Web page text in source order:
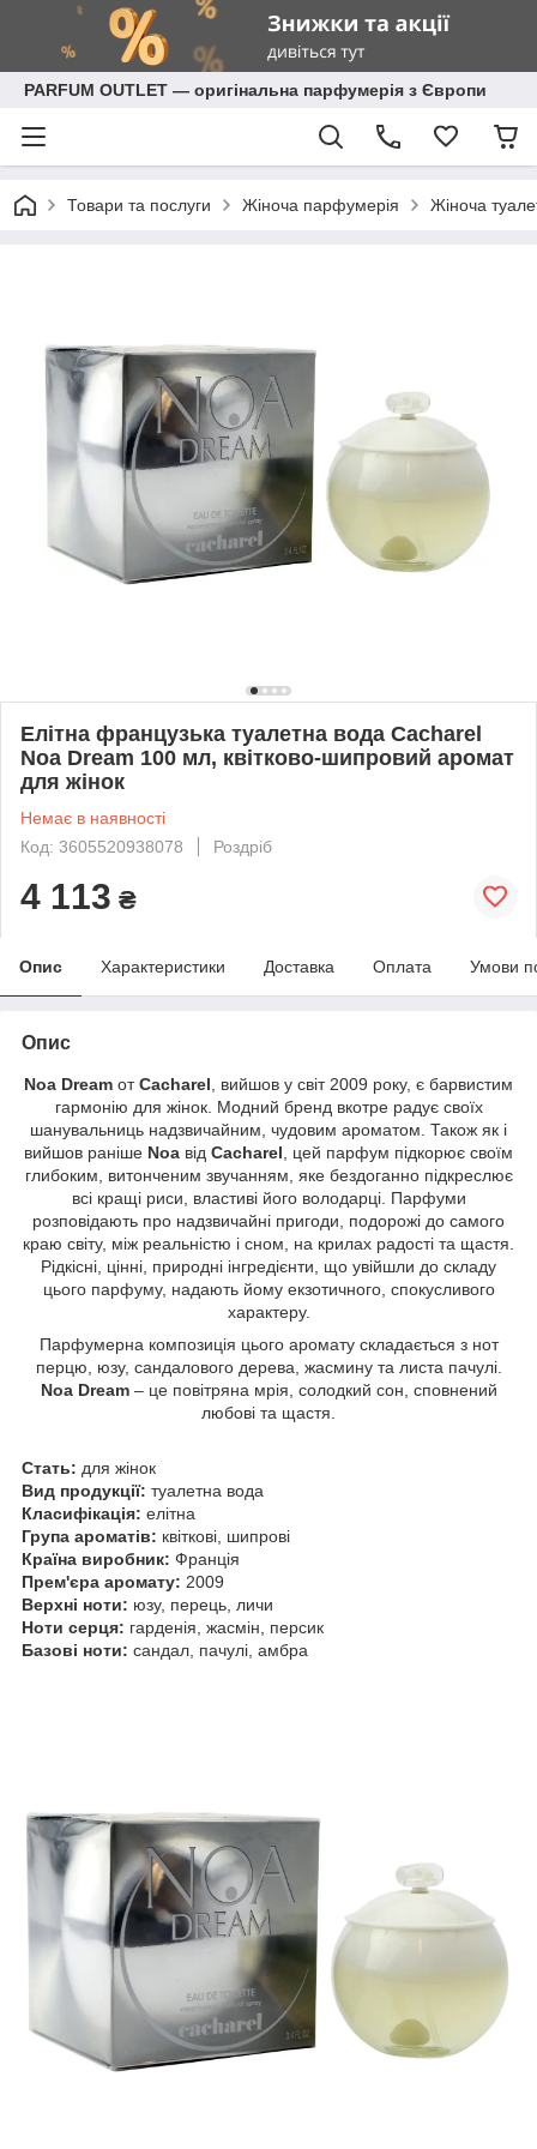
PARFUM OUTLET — оригінальна парфумерія з Європи
Товари та послуги Жіноча парфумерія Жіноча
Елітна французька туалетна вода Cacharel
Noa Dream 100 мл, квітково-шипровий аромат
для жінок
Немає в наявності
Код: 3605520938078
Роздріб
4 113 ₴
Опис Характеристики Доставка Оплата Умови
Опис
Noa Dream отCacharel , вийшов у світ 2009 року, є барвистим
гармонію для жінок. Модний бренд вкотре радує своїх
шанувальниць надзвичайним, чудовим ароматом. Також як і
вийшов раніше Noa від Cacharel , цей парфум підкорює своїм
глибоким, витонченим звучанням, яке бездоганно підкреслює
всі кращі риси, властиві його володарці. Парфуми
розповідають про надзвичайні пригоди, подорожі до самого
краю світу, між реальністю і сном, на крилах радості та щастя.
Рідкісні, цінні, природні інгредієнти, що увійшли до складу
цього парфуму, надають йому екзотичного, спокусливого
характеру.
Парфумерна композиція цього аромату складається з нот
перцю, юзу, сандалового дерева, жасмину та листа пачулі.
Noa Dream– це повітряна мрія, солодкий сон, сповнений
любові та щастя.
Стать: для жінок
Вид продукції: туалетна вода
Класифікація: елітна
Група ароматів: квіткові, шипрові
Країна виробник: Франція
Прем'єра аромату: 2009
Верхні ноти: юзу, перець, личи
Ноти серця: гарденія, жасмін, персик
Базові ноти: сандал, пачулі, амбра